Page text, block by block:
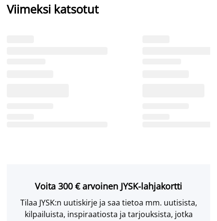
Viimeksi katsotut
Voita 300 € arvoinen JYSK-lahjakortti
Tilaa JYSK:n uutiskirje ja saa tietoa mm. uutisista,
kilpailuista, inspiraatiosta ja tarjouksista, jotka